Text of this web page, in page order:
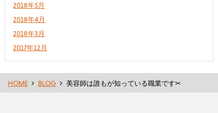
2018年5月
2018年4月
2018年3月
2017年12月
HOME BLOG 美容師は誰もが知っている職業です✂︎